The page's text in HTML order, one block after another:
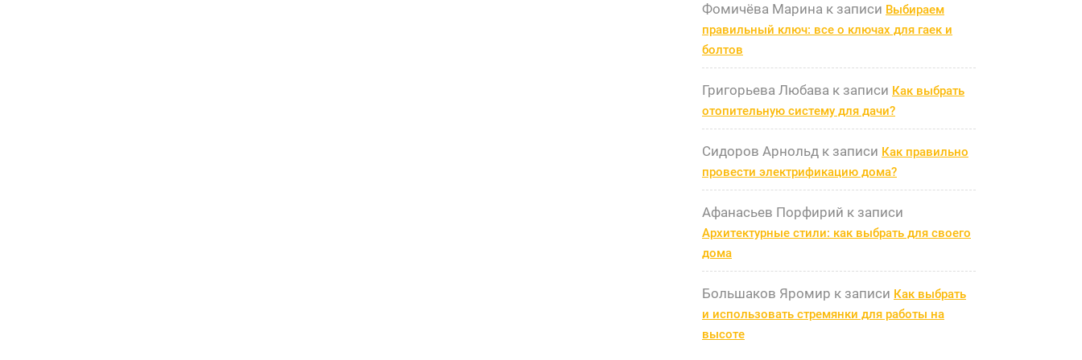
Фомичёва Марина к записи Выбираем
правильный ключ: все о ключах для гаек и
болтов
Григорьева Любава к записи Как выбрать
отопительную систему для дачи?
Сидоров Арнольд к записи Как правильно
провести электрификацию дома?
Афанасьев Порфирий к записи
Архитектурные стили: как выбрать для своего
дома
Большаков Яромир к записи Как выбрать
и использовать стремянки для работы на
высоте